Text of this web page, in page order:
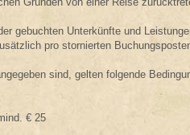
gebuchten Unterkünfte und
pro stornierten
sind, gelten folgende
€ 25